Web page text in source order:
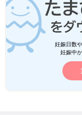
妊娠日数
妊娠中